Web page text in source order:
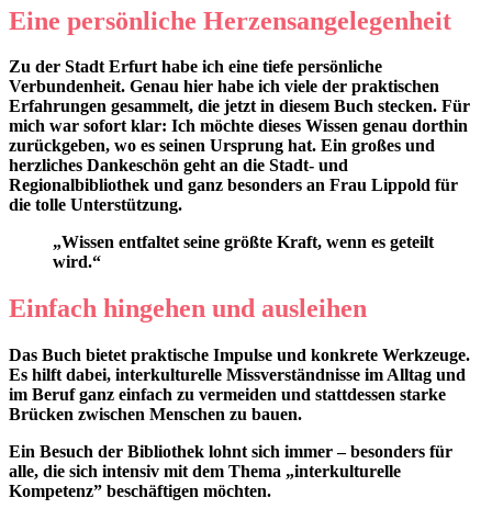
Eine persönliche Herzensangelegenheit
Zu der Stadt Erfurt habe ich eine tiefe persönliche
Verbundenheit. Genau hier habe ich viele der praktischen
Erfahrungen gesammelt, die jetzt in diesem Buch stecken. Für
mich war sofort klar: Ich möchte dieses Wissen genau dorthin
zurückgeben, wo es seinen Ursprung hat. Ein großes und
herzliches Dankeschön geht an die Stadt- und
Regionalbibliothek und ganz besonders an Frau Lippold für
die tolle Unterstützung.
„Wissen entfaltet seine größte Kraft, wenn es geteilt
wird.“
Einfach hingehen und ausleihen
Das Buch bietet praktische Impulse und konkrete Werkzeuge.
Es hilft dabei, interkulturelle Missverständnisse im Alltag und
im Beruf ganz einfach zu vermeiden und stattdessen starke
Brücken zwischen Menschen zu bauen.
Ein Besuch der Bibliothek lohnt sich immer – besonders für
alle, die sich intensiv mit dem Thema „interkulturelle
Kompetenz” beschäftigen möchten.